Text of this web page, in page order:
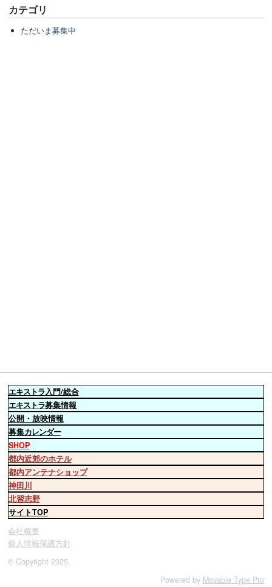
カテゴリ
ただいま募集中
エキストラ入門/総合
エキストラ募集情報
公開・放映情報
募集カレンダー
SHOP
都内近郊のホテル
都内アンテナショップ
神田川
北習志野
サイトTOP
会社概要
個人情報保護方針
© Copyright 2025.
Powered by Movable Type Pro